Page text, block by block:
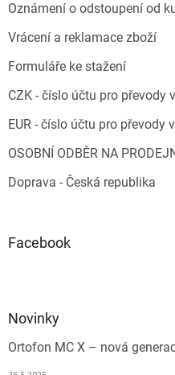
Oznámení o odstoupení od
Vrácení a reklamace zboží
Formuláře ke stažení
CZK - číslo účtu pro převody
EUR - číslo účtu pro převody
OSOBNÍ ODBĚR NA
Doprava - Česká republika
Facebook
Novinky
Ortofon MC X – nová